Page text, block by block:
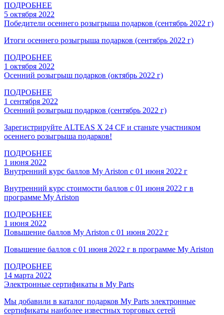
ПОДРОБНЕЕ
5 октября 2022
Победители осеннего розыгрыша подарков (сентябрь 2022 г)
Итоги осеннего розыгрыша подарков (сентябрь 2022 г)
ПОДРОБНЕЕ
1 октября 2022
Осенний розыгрыш подарков (октябрь 2022 г)
ПОДРОБНЕЕ
1 сентября 2022
Осенний розыгрыш подарков (сентябрь 2022 г)
Зарегистрируйте ALTEAS X 24 CF и станьте участником
осеннего розыгрыша подарков!
ПОДРОБНЕЕ
1 июня 2022
Внутренний курс баллов My Ariston с 01 июня 2022 г
Внутренний курс стоимости баллов с 01 июня 2022 г в
программе My Ariston
ПОДРОБНЕЕ
1 июня 2022
Повышение баллов My Ariston с 01 июня 2022 г
Повышение баллов с 01 июня 2022 г в программе My Ariston
ПОДРОБНЕЕ
14 марта 2022
Электронные сертификаты в My Parts
Мы добавили в каталог подарков My Parts электронные
сертификаты наиболее известных торговых сетей